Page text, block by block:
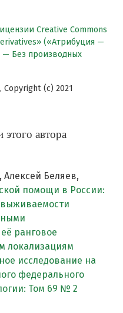
Creative Commons
(«Атрибуция —
— Без производных
(c) 2021
этого автора
Беляев,
помощи в России:
ранговое
локализациям
исследование на
федерального
Том 69 № 2